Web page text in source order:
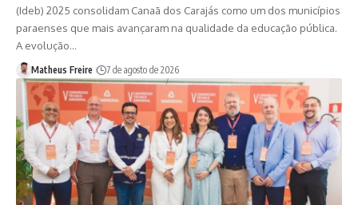
(Ideb) 2025 consolidam Canaã dos Carajás como um dos municípios
paraenses que mais avançaram na qualidade da educação pública.
A evolução…
Matheus Freire 7 de agosto de 2026